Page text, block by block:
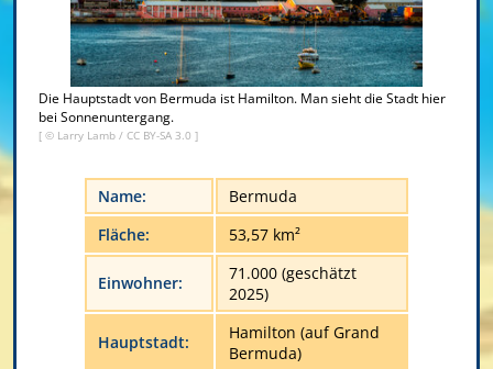
Die Hauptstadt von Bermuda ist Hamilton. Man sieht die Stadt hier
bei Sonnenuntergang.
[ © Larry Lamb / CC BY-SA 3.0 ]
Name:
Bermuda
Fläche:
53,57 km²
Einwohner:
71.000 (geschätzt
2025)
Hauptstadt:
Hamilton (auf Grand
Bermuda)